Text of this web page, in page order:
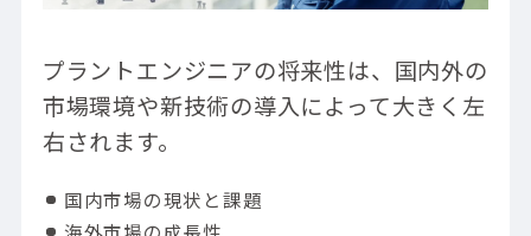
プラントエンジニアの将来性は、国内外の
市場環境や新技術の導入によって大きく左
右されます。
国内市場の現状と課題